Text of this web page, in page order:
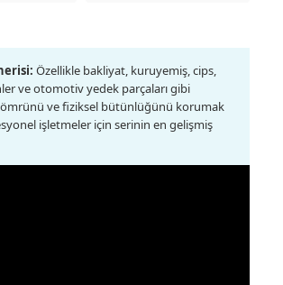
Özellikle bakliyat, kuruyemiş, cips,
ve otomotiv yedek parçaları gibi
ve fiziksel bütünlüğünü korumak
işletmeler için serinin en gelişmiş